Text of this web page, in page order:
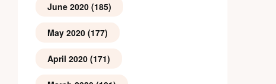
June 2020(185)
May 2020(177)
April 2020(171)